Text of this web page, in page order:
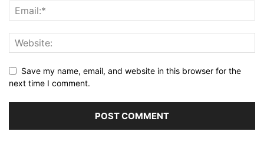
Save my name, email, and website in this browser for the
next time I comment.